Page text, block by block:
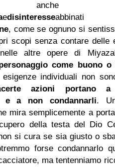
anche
edisinteresse
, come se ognuno si
scopi senza contare delle
altre opere di
come buono o
individuali non
certe azioni portano
e a non condannarli.
mira semplicemente a
della testa del Dio
si cura se sia giusto o
forse condannarlo
ma tentenniamo